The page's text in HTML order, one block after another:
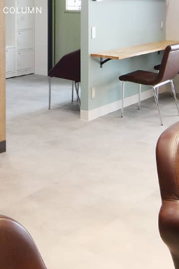
COLUMN